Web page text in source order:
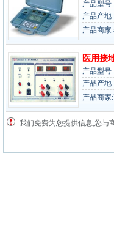
产品型号
产品产地
产品商家
医用接
产品型号
产品产地
产品商家
我们免费为您提供信息,您与